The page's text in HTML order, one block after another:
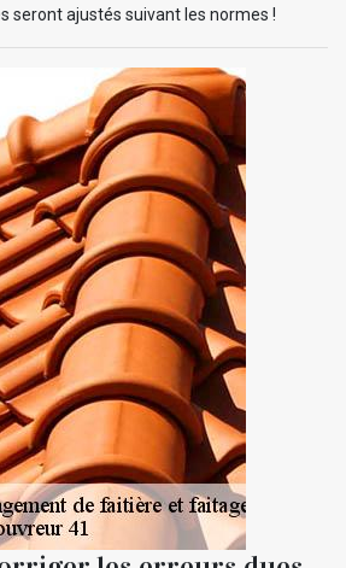
seront ajustés suivant les normes !